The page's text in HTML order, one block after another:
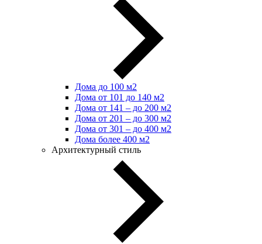
Дома до 100 м2
Дома от 101 до 140 м2
Дома от 141 – до 200 м2
Дома от 201 – до 300 м2
Дома от 301 – до 400 м2
Дома более 400 м2
Архитектурный стиль